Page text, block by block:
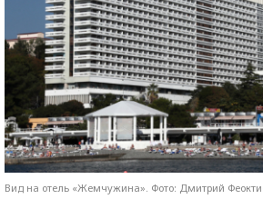
Вид на отель «Жемчужина». Фото: Дмитрий